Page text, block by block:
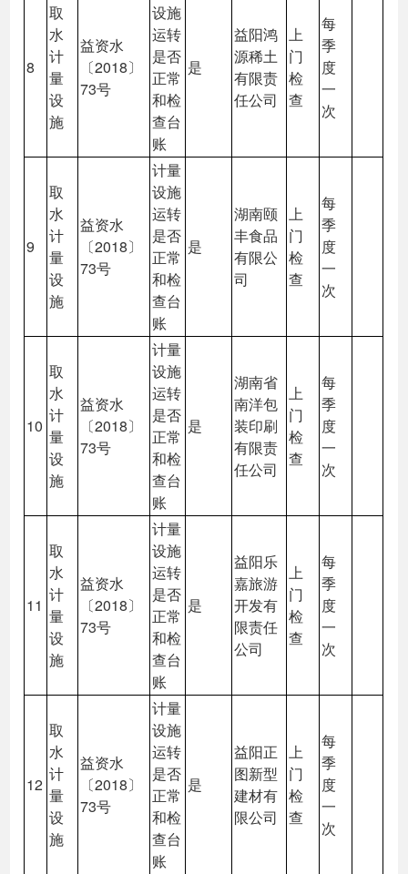
8
取
水
计
量
设
施
益资水
〔2018〕
73号
设施
运转
是否
正常
和检
查台
账
是
益阳鸿
源稀土
有限责
任公司
上
门
检
查
每
季
度
一
次
9
取
水
计
量
设
施
益资水
〔2018〕
73号
计量
设施
运转
是否
正常
和检
查台
账
是
湖南颐
丰食品
有限公
司
上
门
检
查
每
季
度
一
次
10
取
水
计
量
设
施
益资水
〔2018〕
73号
计量
设施
运转
是否
正常
和检
查台
账
是
湖南省
南洋包
装印刷
有限责
任公司
上
门
检
查
每
季
度
一
次
11
取
水
计
量
设
施
益资水
〔2018〕
73号
计量
设施
运转
是否
正常
和检
查台
账
是
益阳乐
嘉旅游
开发有
限责任
公司
上
门
检
查
每
季
度
一
次
12
取
水
计
量
设
施
益资水
〔2018〕
73号
计量
设施
运转
是否
正常
和检
查台
账
是
益阳正
图新型
建材有
限公司
上
门
检
查
每
季
度
一
次